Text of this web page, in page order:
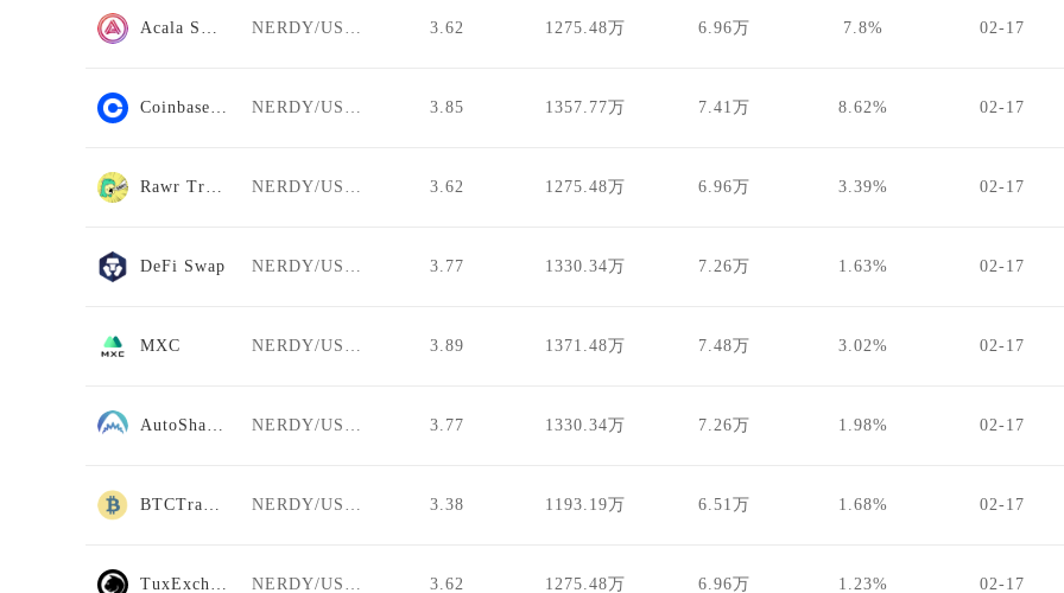
Acala Swap NERDY/USDT 3.62 1275.48万 6.96万 7.8% 02-17
Coinbase Pro NERDY/USDT 3.85 1357.77万 7.41万 8.62% 02-17
Rawr Trade NERDY/USDT 3.62 1275.48万 6.96万 3.39% 02-17
DeFi Swap NERDY/USDT 3.77 1330.34万 7.26万 1.63% 02-17
MXC NERDY/USDT 3.89 1371.48万 7.48万 3.02% 02-17
AutoShark Finance NERDY/USDT 3.77 1330.34万 7.26万 1.98% 02-17
BTCTradeUA NERDY/USDT 3.38 1193.19万 6.51万 1.68% 02-17
TuxExchange NERDY/USDT 3.62 1275.48万 6.96万 1.23% 02-17